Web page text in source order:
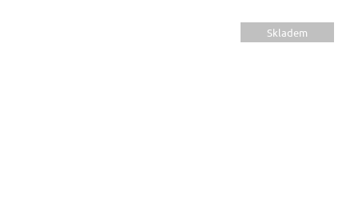
Skladem